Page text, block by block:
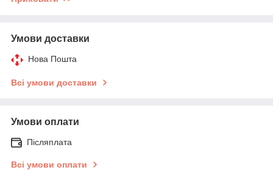
Умови доставки
Нова Пошта
Всі умови доставки
Умови оплати
Післяплата
Всі умови оплати